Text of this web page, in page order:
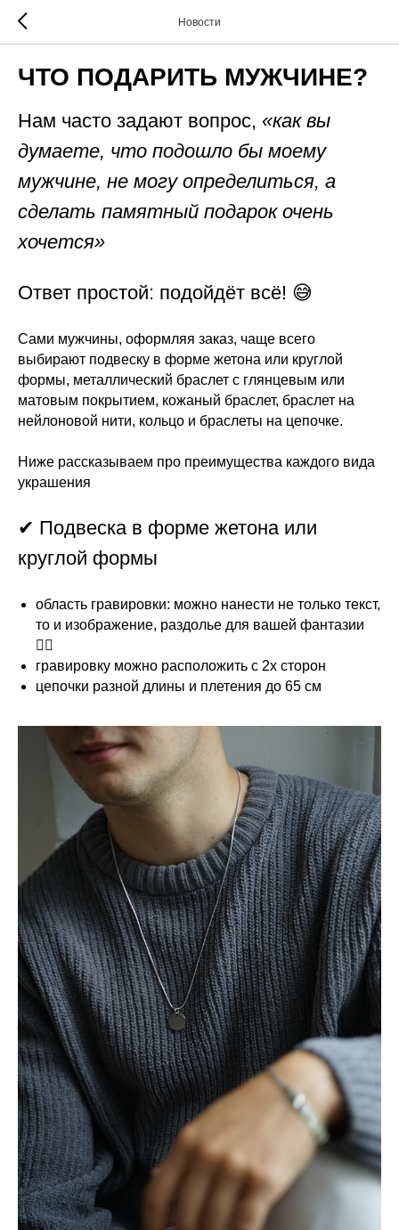
Новости
ЧТО ПОДАРИТЬ МУЖЧИНЕ?
Нам часто задают вопрос, «как вы
думаете, что подошло бы моему
мужчине, не могу определиться, а
сделать памятный подарок очень
хочется»
Ответ простой: подойдёт всё! 😅
Сами мужчины, оформляя заказ, чаще всего
выбирают подвеску в форме жетона или круглой
формы, металлический браслет с глянцевым или
матовым покрытием, кожаный браслет, браслет на
нейлоновой нити, кольцо и браслеты на цепочке.
Ниже рассказываем про преимущества каждого вида
украшения
✔ Подвеска в форме жетона или
круглой формы
область гравировки: можно нанести не только текст,
то и изображение, раздолье для вашей фантазии
👍🏻
гравировку можно расположить с 2х сторон
цепочки разной длины и плетения до 65 см